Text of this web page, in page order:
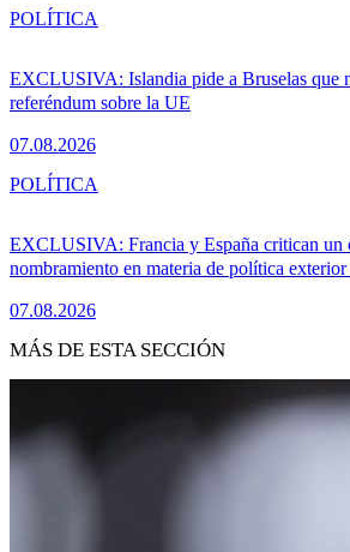
EXCLUSIVA: Islandia pide a Bruselas que
referéndum sobre la UE
07.08.2026
POLÍTICA
EXCLUSIVA: Francia y España critican un
nombramiento en materia de política
07.08.2026
POLÍTICA
MÁS DE ESTA SECCIÓN